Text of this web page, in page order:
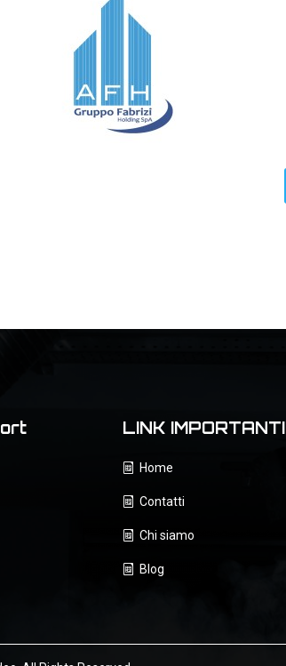
LINK IMPORTANTI
Home
Contatti
Chi siamo
Blog